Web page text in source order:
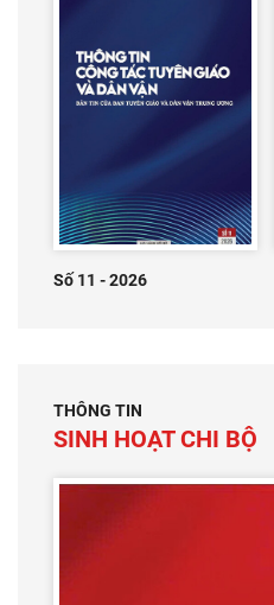
Số 11 - 2026
THÔNG TIN
SINH HOẠT CHI BỘ